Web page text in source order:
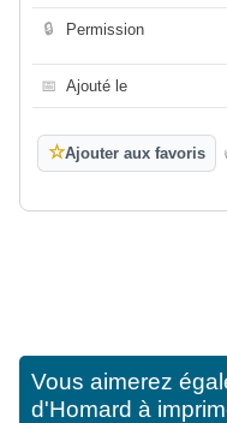
🔒 Permission
📅 Ajouté le
☆Ajouter aux favoris
Vous aimerez
d'Homard à